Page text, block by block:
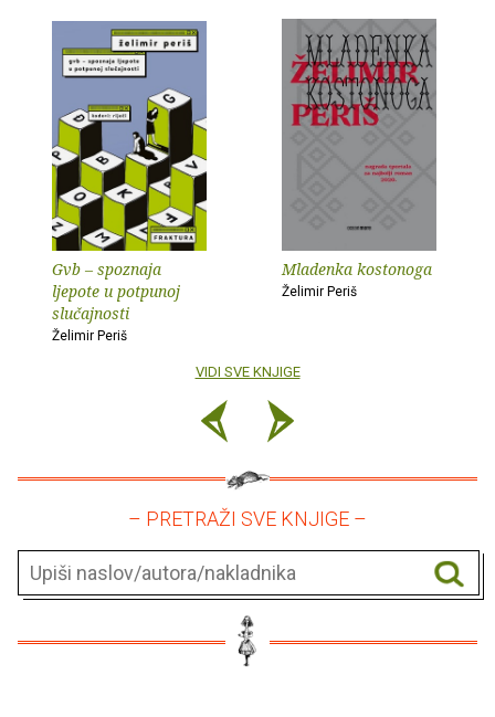
Gvb – spoznaja
ljepote u potpunoj
slučajnosti
Želimir Periš
Mladenka kostonoga
Želimir Periš
VIDI SVE KNJIGE
– PRETRAŽI SVE KNJIGE –